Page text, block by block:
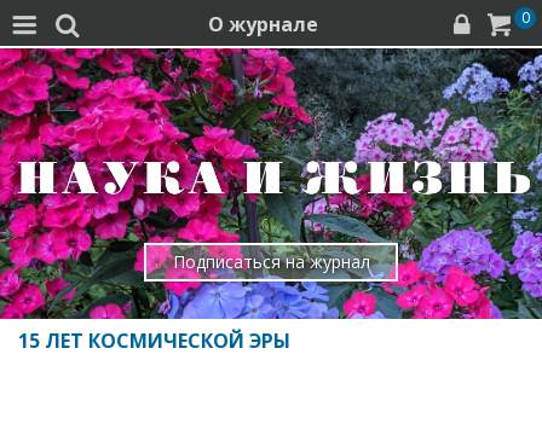
  О журнале   0
Подписаться на журнал
15 ЛЕТ КОСМИЧЕСКОЙ ЭРЫ